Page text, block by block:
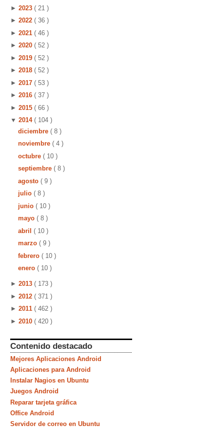
► 2023 ( 21 )
► 2022 ( 36 )
► 2021 ( 46 )
► 2020 ( 52 )
► 2019 ( 52 )
► 2018 ( 52 )
► 2017 ( 53 )
► 2016 ( 37 )
► 2015 ( 66 )
▼ 2014 ( 104 )
diciembre ( 8 )
noviembre ( 4 )
octubre ( 10 )
septiembre ( 8 )
agosto ( 9 )
julio ( 8 )
junio ( 10 )
mayo ( 8 )
abril ( 10 )
marzo ( 9 )
febrero ( 10 )
enero ( 10 )
► 2013 ( 173 )
► 2012 ( 371 )
► 2011 ( 462 )
► 2010 ( 420 )
Contenido destacado
Mejores Aplicaciones Android
Aplicaciones para Android
Instalar Nagios en Ubuntu
Juegos Android
Reparar tarjeta gráfica
Office Android
Servidor de correo en Ubuntu